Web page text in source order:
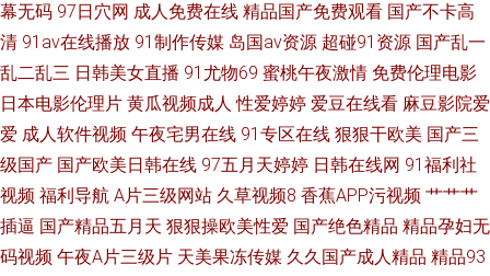
幕无码 97日穴网 成人免费在线 精品国产免费观看 国产不卡高
清 91av在线播放 91制作传媒 岛国av资源 超碰91资源 国产乱一
乱二乱三 日韩美女直播 91尤物69 蜜桃午夜激情 免费伦理电影
日本电影伦理片 黄瓜视频成人 性爱婷婷 爱豆在线看 麻豆影院爱
爱 成人软件视频 午夜宅男在线 91专区在线 狠狠干欧美 国产三
级国产 国产欧美日韩在线 97五月天婷婷 日韩在线网 91福利社
视频 福利导航 A片三级网站 久草视频8 香蕉APP污视频 艹艹艹
插逼 国产精品五月天 狠狠操欧美性爱 国产绝色精品 精品孕妇无
码视频 午夜A片三级片 天美果冻传媒 久久国产成人精品 精品93